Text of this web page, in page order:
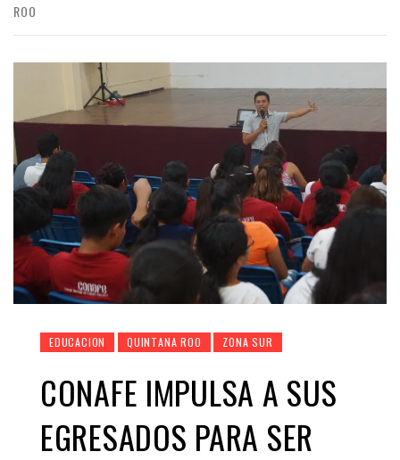
ROO
EDUCACION QUINTANA ROO ZONA SUR
CONAFE IMPULSA A SUS
EGRESADOS PARA SER